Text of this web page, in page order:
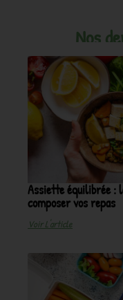
Nos
Assiette équilibrée :
composer vos repas
Voir L'article